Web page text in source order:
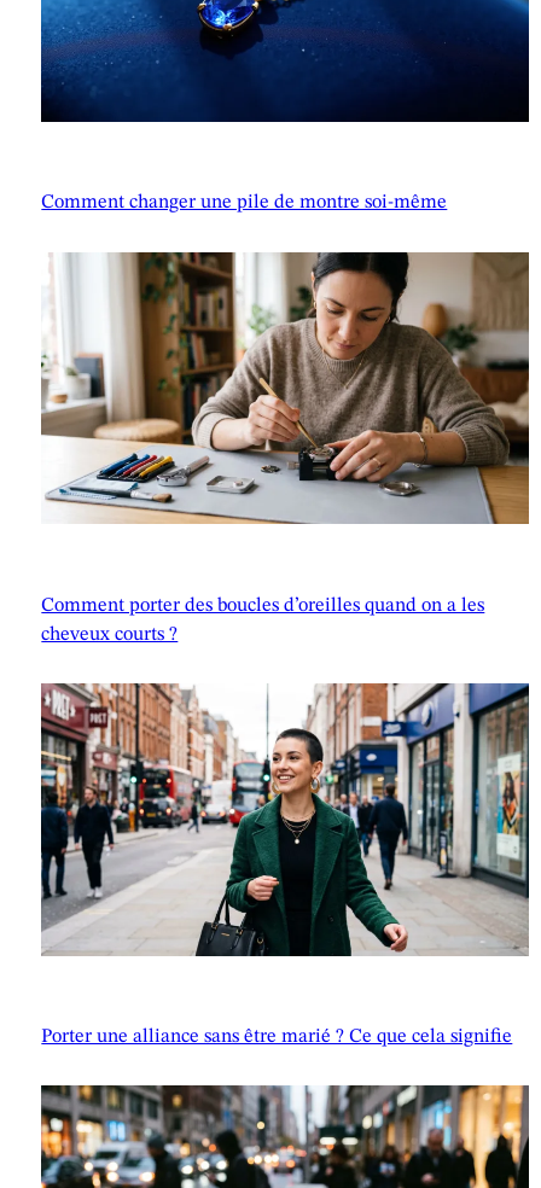
Comment changer une pile de montre soi-même
Comment porter des boucles d’oreilles quand on a les
cheveux courts ?
Porter une alliance sans être marié ? Ce que cela signifie